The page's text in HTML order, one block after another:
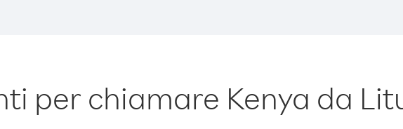
per chiamare Kenya da